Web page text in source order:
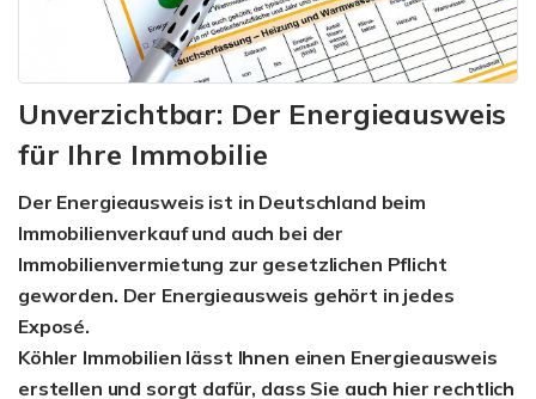
Unverzichtbar: Der Energieausweis
für Ihre Immobilie
Der Energieausweis ist in Deutschland beim
Immobilienverkauf und auch bei der
Immobilienvermietung zur gesetzlichen Pflicht
geworden. Der Energieausweis gehört in jedes
Exposé.
Köhler Immobilien lässt Ihnen einen Energieausweis
erstellen und sorgt dafür, dass Sie auch hier rechtlich